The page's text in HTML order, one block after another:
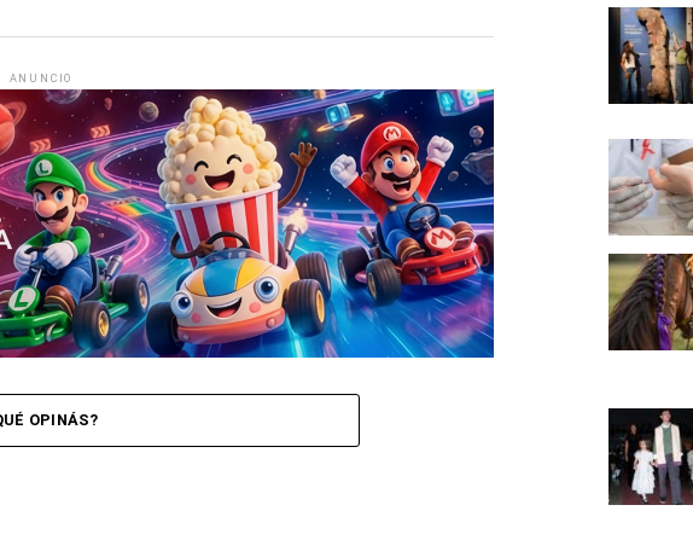
ANUNCIO
OPINÁS?